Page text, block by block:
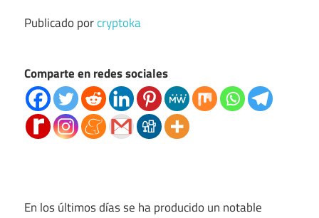
Publicado porcryptoka
Comparte en redes sociales
En los últimos días se ha producido un notable